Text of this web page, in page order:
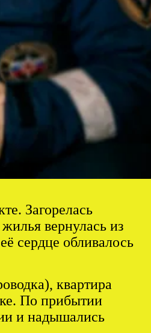
Загорелась
вернулась из
сердце обливалось
квартира
По прибытии
и надышались